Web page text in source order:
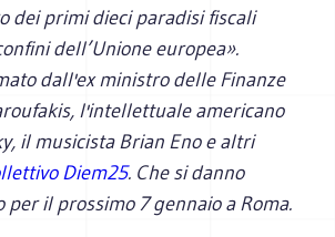
dei primi dieci paradisi fiscali
dell’Unione europea».
dall'ex ministro delle Finanze
l'intellettuale americano
il musicista Brian Eno e altri
Diem25. Che si danno
il prossimo 7 gennaio a Roma.